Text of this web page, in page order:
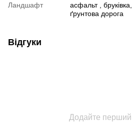
Ландшафт
асфальт ,
ґрунтова дорога
Відгуки
Додайте перший